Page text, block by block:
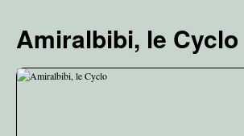
contenu
Amiralbibi, le Cyclo